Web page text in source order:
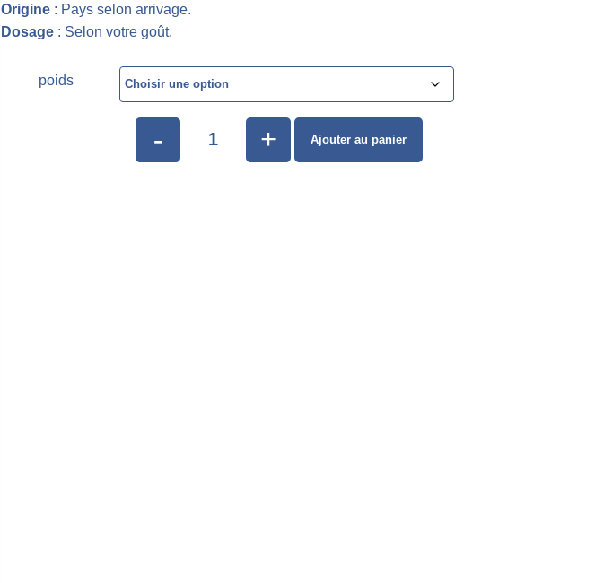
Origine : Pays selon arrivage.
Dosage : Selon votre goût.
poids
- + Ajouter au panier